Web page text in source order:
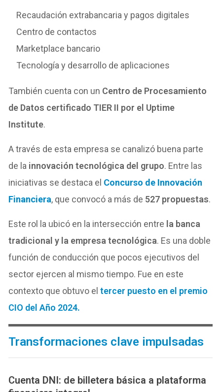
Recaudación extrabancaria y pagos digitales
Centro de contactos
Marketplace bancario
Tecnología y desarrollo de aplicaciones
También cuenta con un Centro de Procesamiento
de Datos certificado TIER II por el Uptime
Institute.
A través de esta empresa se canalizó buena parte
de la innovación tecnológica del grupo. Entre las
iniciativas se destaca el Concurso de Innovación
Financiera, que convocó a más de 527 propuestas.
Este rol la ubicó en la intersección entre la banca
tradicional y la empresa tecnológica. Es una doble
función de conducción que pocos ejecutivos del
sector ejercen al mismo tiempo. Fue en este
contexto que obtuvo eltercer puesto en el premio
CIO del Año 2024.
Transformaciones clave impulsadas
Cuenta DNI: de billetera básica a plataforma